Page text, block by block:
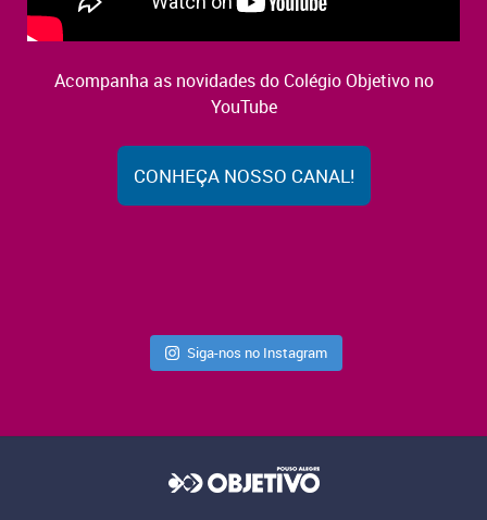
Acompanha as novidades do Colégio Objetivo no
YouTube
CONHEÇA NOSSO CANAL!
Siga-nos no Instagram